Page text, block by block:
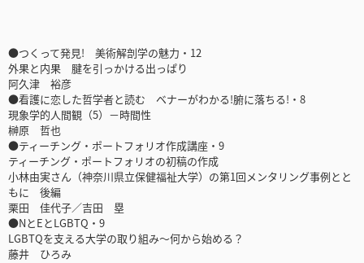
●つくって発見! 美術解剖学の魅力・12
外果と内果 腱を引っかける出っぱり
阿久津 裕彦
●看護に恋した哲学者と読む ベナーがわかる!腑に落ちる!・8
現象学的人間観（5）－時間性
榊原 哲也
●ティーチング・ポートフォリオ作成講座・9
ティーチング・ポートフォリオの初稿の作成
小林由実さん（神奈川県立保健福祉大学）の第1回メンタリング事例とと
もに 後編
栗田 佳代子／吉田 塁
●NとEとLGBTQ・9
LGBTQを支える大学の取り組み～何から始める？
藤井 ひろみ